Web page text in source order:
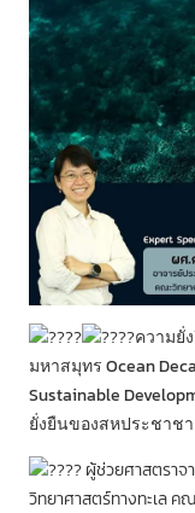
ความยั่
มหาสมุทร Ocean
Sustainable
ยั่งยืนของสหประชาช
ผู้ช่วยศาสตราจ
วิทยาศาสตร์ทางทะเล